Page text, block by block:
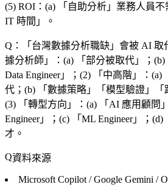
(5) ROI：(a) 「 自助分析 」業務人員不
IT 時間 」。
Q：「 台灣數據分析職缺 」會被 AI 取
據分析師 」：(a) 「 部分被取代 」；(b)
Data Engineer」；(2) 「 中高階 」：(a)
代；(b) 「 數據策略 」「 模型驗證 」「
(3) 「 轉型方向 」：(a) 「 AI 應用顧問
Engineer」；(c) 「 ML Engineer」；(d)
才。
資料來源
Microsoft Copilot / Google Gemini /